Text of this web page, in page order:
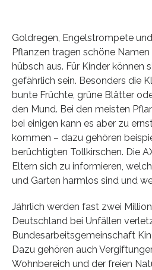
Goldregen, Engelstrompete
Pflanzen tragen schöne
hübsch aus. Für Kinder können
gefährlich sein. Besonders die
bunte Früchte, grüne Blätter
den Mund. Bei den meisten
bei einigen kann es aber zu
kommen – dazu gehören
berüchtigten Tollkirschen. Die
Eltern sich zu informieren,
und Garten harmlos sind und
Jährlich werden fast zwei
Deutschland bei Unfällen
Bundesarbeitsgemeinschaft
Dazu gehören auch
Wohnbereich und der freien